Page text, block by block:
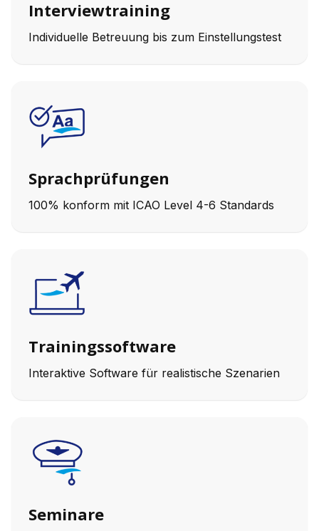
Interviewtraining
Individuelle Betreuung bis zum Einstellungstest
Sprachprüfungen
100% konform mit ICAO Level 4-6 Standards
Trainingssoftware
Interaktive Software für realistische Szenarien
Seminare